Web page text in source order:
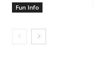
Fun Info